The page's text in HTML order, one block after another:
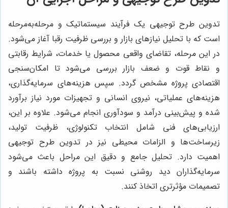
تدوین طرح توجیهی یک فرآیند سیستماتیک و مرحله‌به‌مرحله
است که با تحلیل نیازهای بازار و بررسی ظرفیت رقبا آغاز می‌شود.
در این مرحله، تقاضای واقعی محصول یا خدمات، شرایط رقابتی
و نقاط قوت و ضعف بازار بررسی می‌شود تا امکان‌سنجی
اقتصادی پروژه مشخص گردد. سپس هزینه‌های سرمایه‌گذاری،
هزینه‌های عملیاتی، نیروی انسانی و تجهیزات مورد نیاز برآورد
شده و پیش‌بینی درآمد و سودآوری انجام می‌شود. علاوه بر این،
ارزیابی‌های فنی شامل انتخاب تکنولوژی، ظرفیت تولید،
زیرساخت‌ها و الزامات محیطی نیز در تدوین طرح توجیهی
اهمیت دارد. تحلیل جامع و دقیق این مراحل باعث می‌شود
سرمایه‌گذاران دید روشنی نسبت به پروژه داشته باشند و
تصمیمات مؤثرتری اتخاذ کنند.